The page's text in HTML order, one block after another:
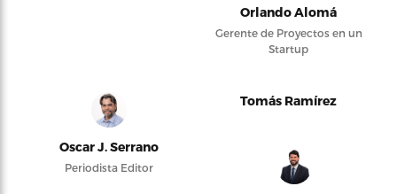
Orlando Alomá
Gerente de Proyectos en un
Startup
Oscar J. Serrano
Periodista Editor
Tomás Ramírez